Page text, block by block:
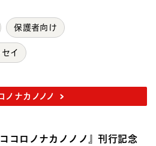
保護者向け
セイ
ノナカノノノ
ココロノナカノノノ』刊行記念